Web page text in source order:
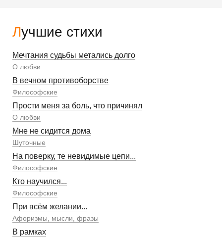
Лучшие стихи
Мечтания судьбы метались долго
О любви
В вечном противоборстве
Философские
Прости меня за боль, что причинял
О любви
Мне не сидится дома
Шуточные
На поверку, те невидимые цепи...
Философские
Кто научился...
Философские
При всём желании...
Афоризмы, мысли, фразы
В рамках